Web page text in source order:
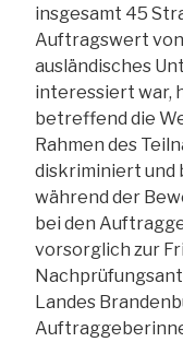
insgesamt 45
Auftragswert von
ausländisches
interessiert war,
betreffend die
Rahmen des
diskriminiert und
während der
bei den
vorsorglich zur
Landes